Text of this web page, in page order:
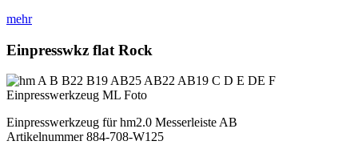
mehr
Einpresswkz flat Rock
Einpresswerkzeug für hm2.0 Messerleiste AB
Artikelnummer 884-708-W125